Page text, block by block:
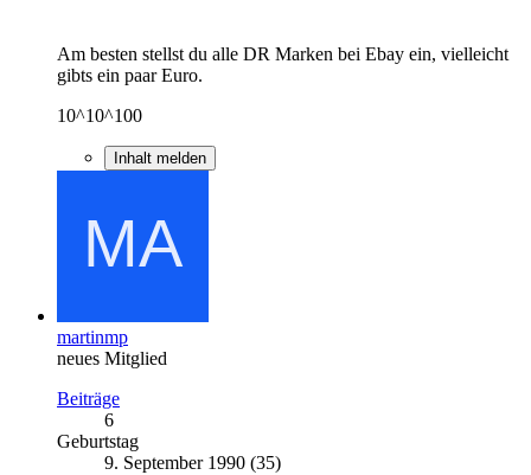
Am besten stellst du alle DR Marken bei Ebay ein, vielleicht
gibts ein paar Euro.
10^10^100
Inhalt melden
martinmp
neues Mitglied
Beiträge
6
Geburtstag
9. September 1990 (35)